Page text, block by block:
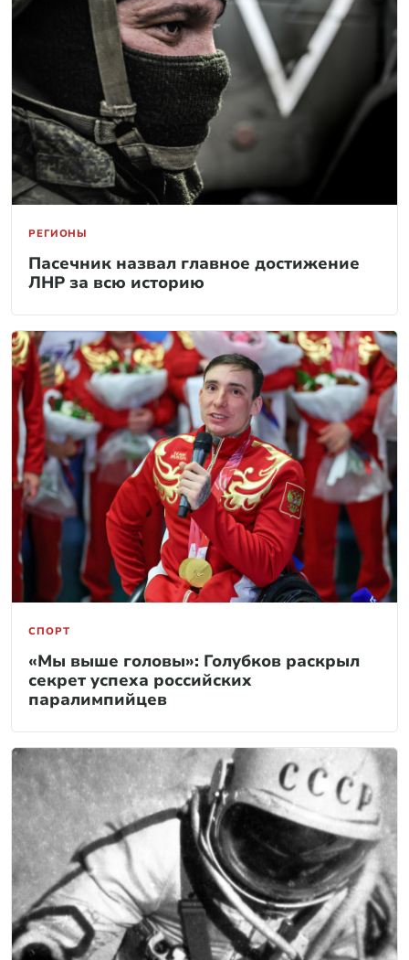
РЕГИОНЫ
Пасечник назвал главное достижение
ЛНР за всю историю
СПОРТ
«Мы выше головы»: Голубков раскрыл
секрет успеха российских
паралимпийцев